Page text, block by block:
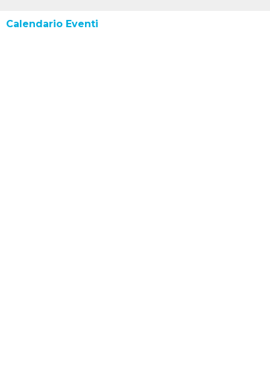
Calendario Eventi